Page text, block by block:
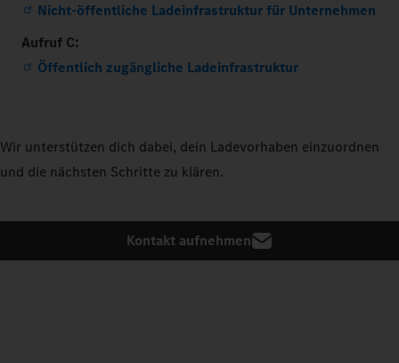
Nicht-öffentliche Ladeinfrastruktur für Unternehmen
Aufruf C:
Öffentlich zugängliche Ladeinfrastruktur
Wir unterstützen dich dabei, dein Ladevorhaben einzuordnen
und die nächsten Schritte zu klären.
Kontakt aufnehmen